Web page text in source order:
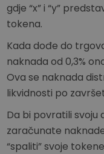
gdje “x” i “y”
tokena.
Kada dođe do
naknada od 0,3%
Ova se naknada
likvidnosti po
Da bi povratili svoju
zaračunate
“spaliti” svoje